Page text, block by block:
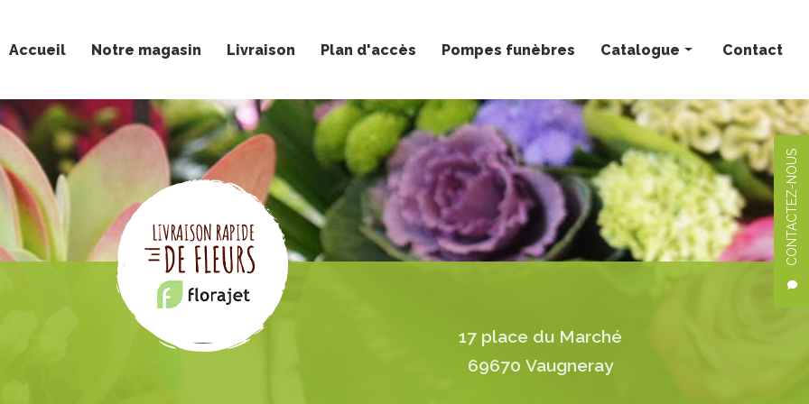
CONTACTEZ-NOUS
Accueil Notre magasin Livraison Plan d'accès Pompes funèbres Catalogue
Bouquets personnalisés
Compositions florales
Deuil
Mariage
Plantes
Contact
17 place du Marché
69670 Vaugneray